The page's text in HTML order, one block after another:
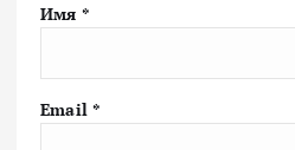
Имя *
Email *